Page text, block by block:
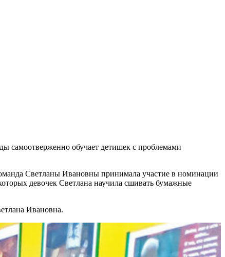
самоотверженно обучает детишек с проблемами
Светланы Ивановны принимала участие в номинации
девочек Светлана научила сшивать бумажные
Ивановна.